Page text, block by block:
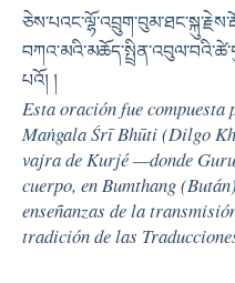
པའོ། །
Esta oración fue
Maṅgala Śrī Bhūti (Dilgo
vajra de Kurjé —donde
cuerpo, en Bumthang
enseñanzas de la
tradición de las